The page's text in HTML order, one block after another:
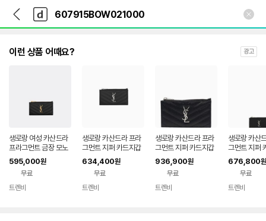
다
나
와
가
다
와
인
이런 상품 어때요? 광고
생로랑 여성 카산드라
프라그먼트 금장 모노
그램 지퍼 카드지갑 블
랙 607915 BOW01
1000 엠보스드 YSL
607915BOW01100
595,000원
무료
트렌비
생로랑 카산드라 프라
그먼트 지퍼 카드지갑
블랙 은장 607915 B
OW02 1000 그랑 드
뿌드르 엠보스드 레더
실버 모노그램 카드 케
634,400원
무료
트렌비
생로랑 카산드라 프라
그먼트 지퍼 카드지갑
블랙 은장 607915 B
OW02 1000 26 FW
로고 장식 퀼팅 지갑 6
07915BOW02 TP
936,900원
무료
트렌비
생로랑 카산
그먼트 지퍼
블랙 은장
OW02
지갑
2
676,800원
무료
트렌비